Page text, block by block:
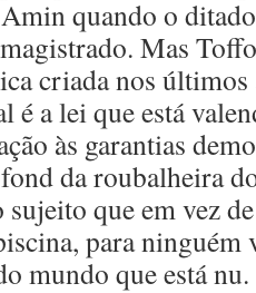
quando o
Mas
criada nos últimos
é a lei que está
às garantias
fond da roubalheira
que em vez
para
mundo que está nu.